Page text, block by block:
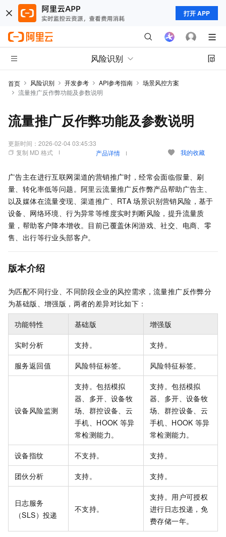
打开 APP
风险识别
首页 风险识别 开发参考 API参考指南
场景风控方案
流量推广反作弊功能及参数说明
流量推广反作弊功能及参数说明
更新时间： 2026-02-04 03:45:33
复制 MD 格式
产品详情 我的收藏
广告主在进行互联网渠道的营销推广时，经常会面临假量、刷
量、转化率低等问题。阿里云流量推广反作弊产品帮助广告主、
以及媒体在流量变现、渠道推广、RTA 场景识别营销风险，基于
设备、网络环境、行为异常等维度实时判断风险，提升流量质
量，帮助客户降本增收。目前已覆盖休闲游戏、社交、电商、零
售、出行等行业头部客户。
版本介绍
为匹配不同行业、不同阶段企业的风控需求，流量推广反作弊分
为基础版、增强版，两者的差异对比如下：
功能特性 基础版 增强版
实时分析 支持。 支持。
服务返回值 风险特征标签。 风险特征标签。
设备风险监测
支持。包括模拟
器、多开、设备牧
场、群控设备、云
手机、HOOK 等异
常检测能力。
支持。包括模拟
器、多开、设备牧
场、群控设备、云
手机、HOOK 等异
常检测能力。
设备指纹 不支持。 支持。
团伙分析 支持。 支持。
日志服务
（SLS）投递
不支持。
支持。用户可授权
进行日志投递，免
费存储一年。